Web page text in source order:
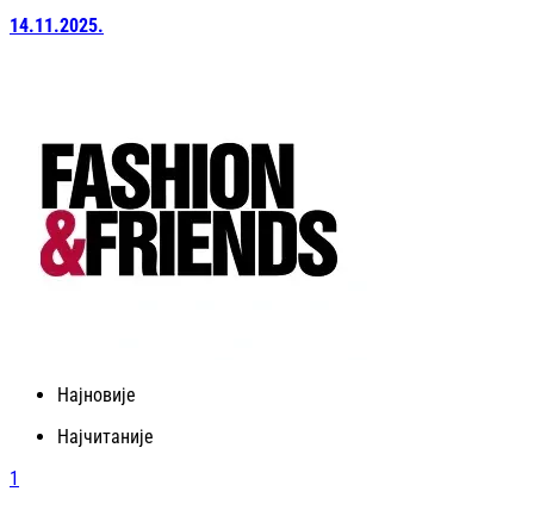
14.11.2025.
Најновије
Најчитаније
1